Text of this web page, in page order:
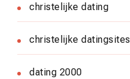
christelijke dating
christelijke datingsites
dating 2000